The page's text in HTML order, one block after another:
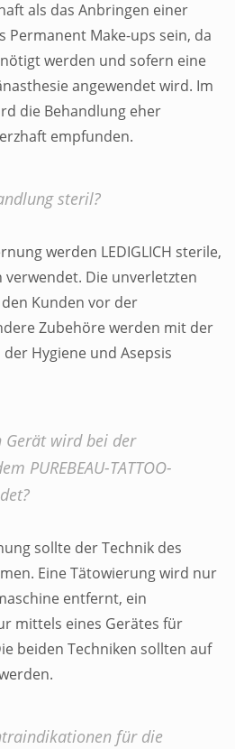
als das Anbringen einer
Permanent Make-ups sein, da
werden und sofern eine
angewendet wird. Im
die Behandlung eher
empfunden.
steril?
werden LEDIGLICH sterile,
verwendet. Die unverletzten
Kunden vor der
Zubehöre werden mit der
Hygiene und Asepsis
wird bei der
PUREBEAU-TATTOO-
sollte der Technik des
Eine Tätowierung wird nur
entfernt, ein
mittels eines Gerätes für
beiden Techniken sollten auf
für die